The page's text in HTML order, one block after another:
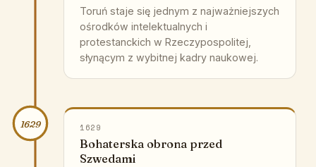
Toruń staje się jednym z najważniejszych
ośrodków intelektualnych i
protestanckich w Rzeczypospolitej,
słynącym z wybitnej kadry naukowej.
1629 1629
Bohaterska obrona przed
Szwedami